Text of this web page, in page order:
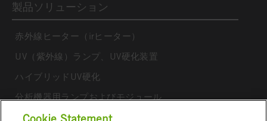
製品ソリューション
赤外線ヒーター（irヒーター）
UV（紫外線）ランプ、UV硬化装置
ハイブリッドUV硬化
分析機器用ランプおよびモジュール
アークランプ、フラッシュランプ